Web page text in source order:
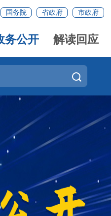
国务院 省政府 市政府
务公开 解读回应